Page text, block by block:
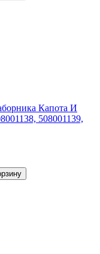
Капота И
508001139,